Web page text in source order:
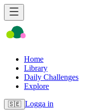
Home
Library
Daily Challenges
Explore
🇸🇪 Logga in